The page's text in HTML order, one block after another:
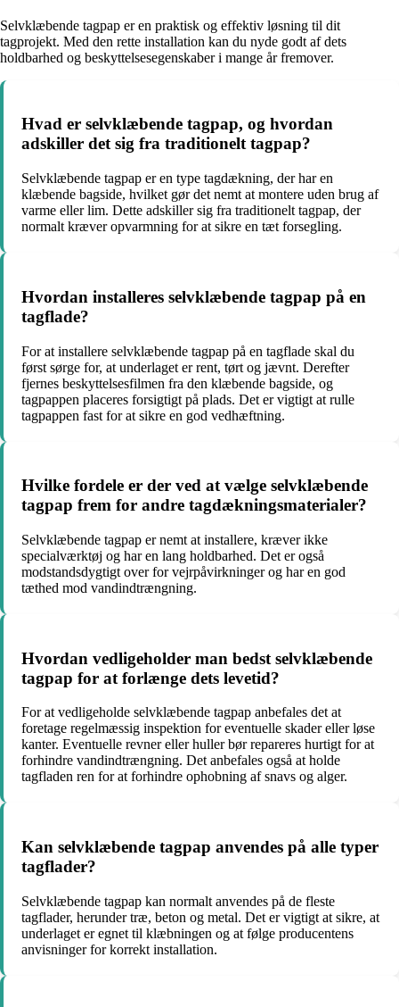
Selvklæbende tagpap er en praktisk og effektiv løsning til dit
tagprojekt. Med den rette installation kan du nyde godt af dets
holdbarhed og beskyttelsesegenskaber i mange år fremover.
Hvad er selvklæbende tagpap, og hvordan
adskiller det sig fra traditionelt tagpap?
Selvklæbende tagpap er en type tagdækning, der har en
klæbende bagside, hvilket gør det nemt at montere uden brug af
varme eller lim. Dette adskiller sig fra traditionelt tagpap, der
normalt kræver opvarmning for at sikre en tæt forsegling.
Hvordan installeres selvklæbende tagpap på en
tagflade?
For at installere selvklæbende tagpap på en tagflade skal du
først sørge for, at underlaget er rent, tørt og jævnt. Derefter
fjernes beskyttelsesfilmen fra den klæbende bagside, og
tagpappen placeres forsigtigt på plads. Det er vigtigt at rulle
tagpappen fast for at sikre en god vedhæftning.
Hvilke fordele er der ved at vælge selvklæbende
tagpap frem for andre tagdækningsmaterialer?
Selvklæbende tagpap er nemt at installere, kræver ikke
specialværktøj og har en lang holdbarhed. Det er også
modstandsdygtigt over for vejrpåvirkninger og har en god
tæthed mod vandindtrængning.
Hvordan vedligeholder man bedst selvklæbende
tagpap for at forlænge dets levetid?
For at vedligeholde selvklæbende tagpap anbefales det at
foretage regelmæssig inspektion for eventuelle skader eller løse
kanter. Eventuelle revner eller huller bør repareres hurtigt for at
forhindre vandindtrængning. Det anbefales også at holde
tagfladen ren for at forhindre ophobning af snavs og alger.
Kan selvklæbende tagpap anvendes på alle typer
tagflader?
Selvklæbende tagpap kan normalt anvendes på de fleste
tagflader, herunder træ, beton og metal. Det er vigtigt at sikre, at
underlaget er egnet til klæbningen og at følge producentens
anvisninger for korrekt installation.